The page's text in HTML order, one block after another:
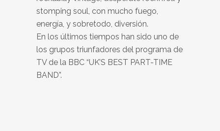
stomping soul, con mucho fuego,
energía, y sobretodo, diversión.
En los últimos tiempos han sido uno de
los grupos triunfadores del programa de
TV de la BBC “UK’S BEST PART-TIME
BAND”.